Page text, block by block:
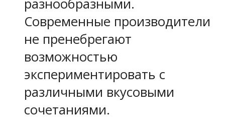
разнообразными.
Современные производители
не пренебрегают
возможностью
экспериментировать с
различными вкусовыми
сочетаниями.